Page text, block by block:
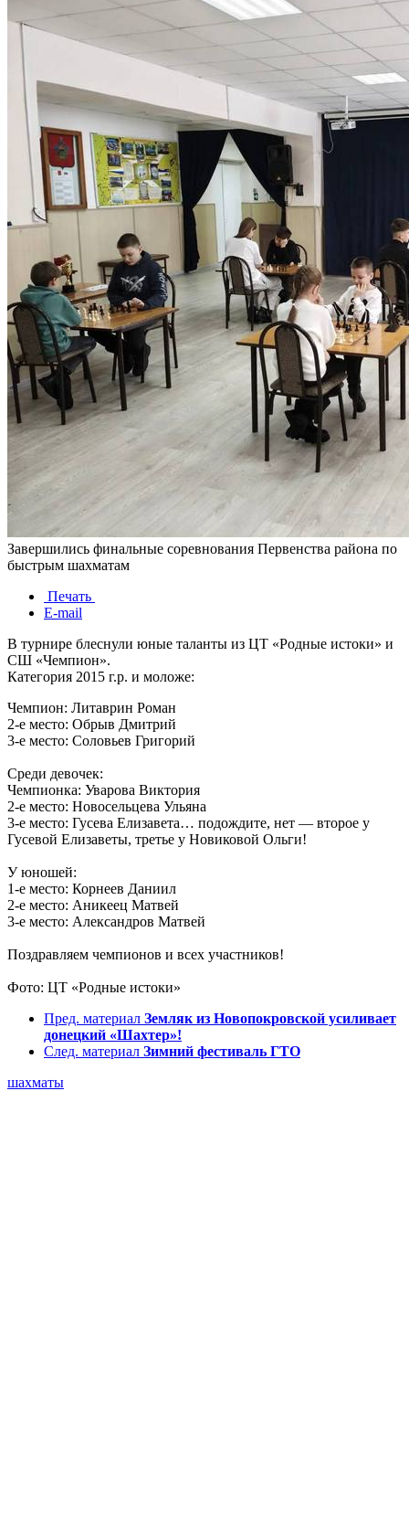
Завершились финальные соревнования Первенства района по
быстрым шахматам
Печать
E-mail
В турнире блеснули юные таланты из ЦТ «Родные истоки» и
СШ «Чемпион».
Категория 2015 г.р. и моложе:
Чемпион: Литаврин Роман
2-е место: Обрыв Дмитрий
3-е место: Соловьев Григорий
Среди девочек:
Чемпионка: Уварова Виктория
2-е место: Новосельцева Ульяна
3-е место: Гусева Елизавета… подождите, нет — второе у
Гусевой Елизаветы, третье у Новиковой Ольги!
У юношей:
1-е место: Корнеев Даниил
2-е место: Аникеец Матвей
3-е место: Александров Матвей
Поздравляем чемпионов и всех участников!
Фото: ЦТ «Родные истоки»
Пред. материал Земляк из Новопокровской усиливает
донецкий «Шахтер»!
След. материал Зимний фестиваль ГТО
шахматы